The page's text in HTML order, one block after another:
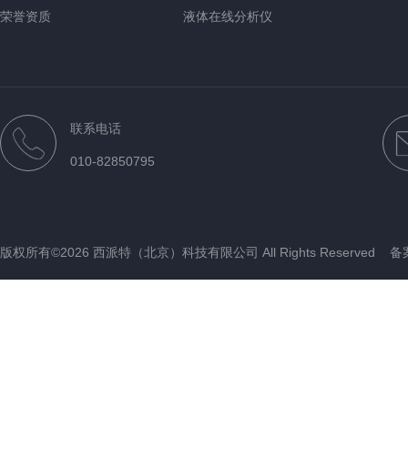
荣誉资质 液体在线分析仪
联系电话
010-82850795
版权所有©2026 西派特（北京）科技有限公司 All Rights Reserved 备